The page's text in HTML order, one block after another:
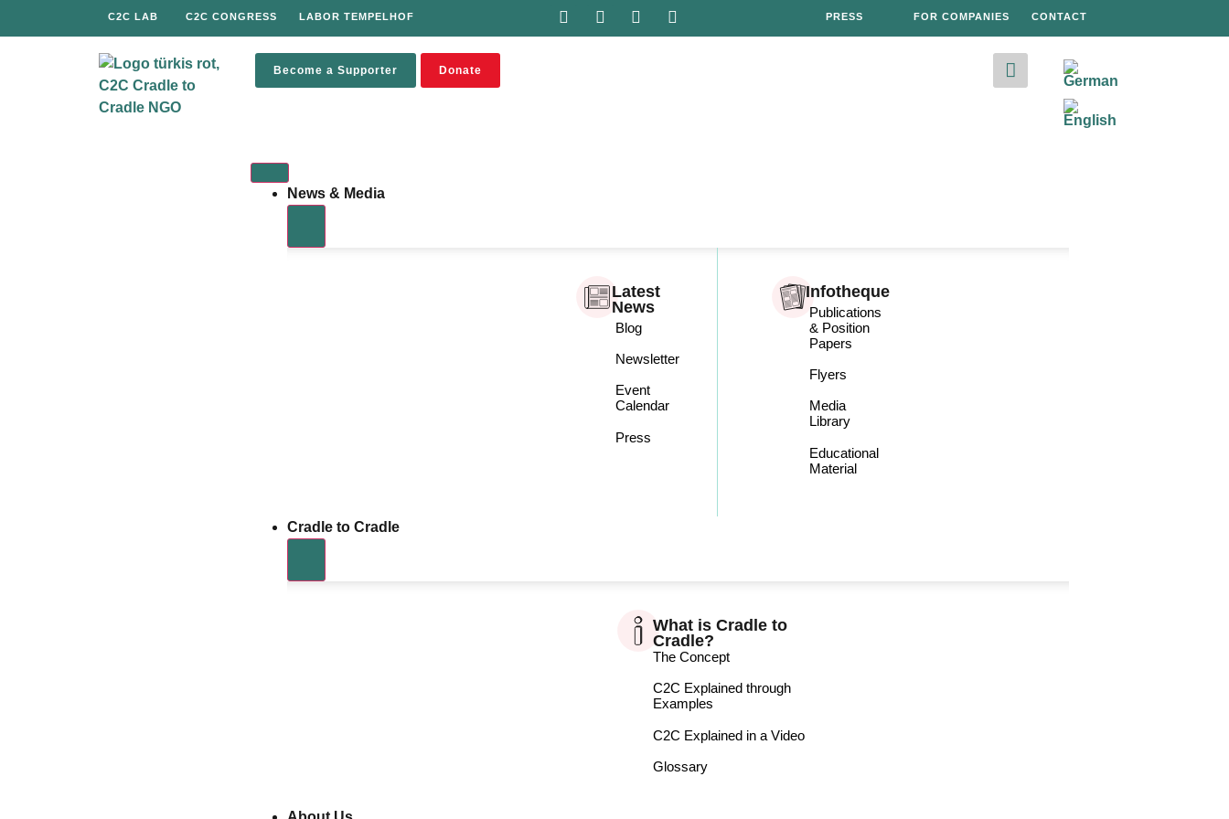
C2C LAB C2C CONGRESS LABOR TEMPELHOF PRESS FOR COMPANIES CONTACT
Become a Supporter Donate
News & Media
Latest
News
Blog
Newsletter
Event
Calendar
Press
Infotheque
Publications
& Position
Papers
Flyers
Media
Library
Educational
Material
Cradle to Cradle
What is Cradle to
Cradle?
The Concept
C2C Explained through
Examples
C2C Explained in a Video
Glossary